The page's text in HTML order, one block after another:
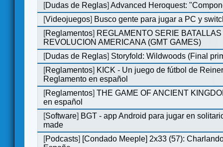
[Dudas de Reglas]Advanced Heroquest:
[Videojuegos] Busco gente para jugar a PC y
[Reglamentos] REGLAMENTO SERIE
REVOLUCION AMERICANA (GMT GAMES)
[Dudas de Reglas] Storyfold: Wildwoods (Final
[Reglamentos] KICK - Un juego de fútbol de
Reglamento en español
[Reglamentos]THE GAME OF ANCIENT
en español
[Software] BGT - app Android para jugar en
made
[Podcasts] [Condado Meeple] 2x33 (57):